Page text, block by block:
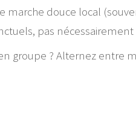
marche douce local
pas
groupe ? Alternez